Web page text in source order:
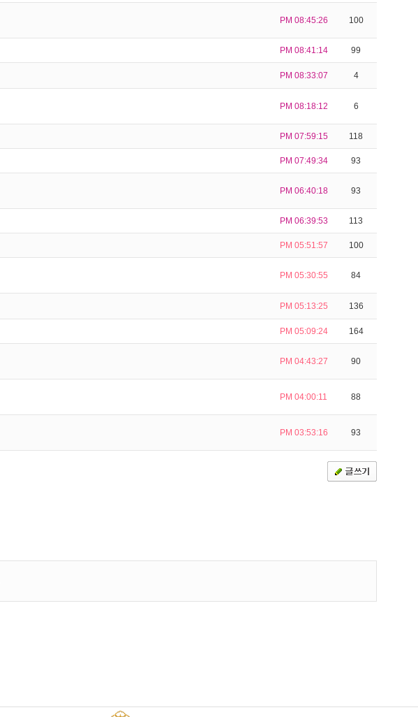
PM 08:45:26 100
PM 08:41:14 99
PM 08:33:07 4
PM 08:18:12 6
PM 07:59:15 118
PM 07:49:34 93
PM 06:40:18 93
PM 06:39:53 113
PM 05:51:57 100
PM 05:30:55 84
PM 05:13:25 136
PM 05:09:24 164
PM 04:43:27 90
PM 04:00:11 88
PM 03:53:16 93